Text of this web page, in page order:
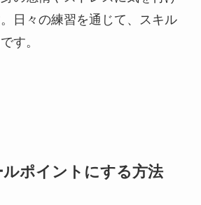
日々の練習を通じて、スキル
す。
ポイントにする方法